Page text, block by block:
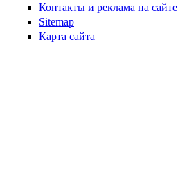
Контакты и реклама на сайте
Sitemap
Карта сайта